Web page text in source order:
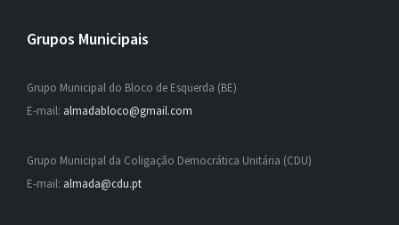
Grupos Municipais
Grupo Municipal do Bloco de Esquerda (BE)
E-mail: almadabloco@gmail.com
Grupo Municipal da Coligação Democrática Unitária (CDU)
E-mail: almada@cdu.pt